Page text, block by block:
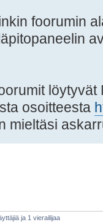
foorumin
löytyvät
osoitteesta
mieltäsi
ja 1 vierailijaa